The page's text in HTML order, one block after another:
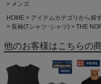
メンズ
HOME
アイテムカテゴリから探
長袖(Tシャツ･シャツ)
THE
他のお客様はこちらの